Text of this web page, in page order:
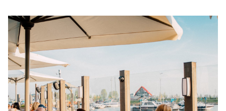
Uitjes & activiteiten
Toeristische routes
Natuurgebieden
Baroniepoorten
Sport
Privacy